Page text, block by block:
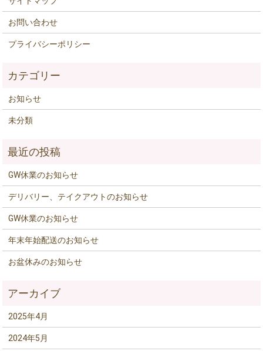
お問い合わせ
プライバシーポリシー
お知らせ
未分類
GW休業のお知らせ
デリバリー、テイクアウトのお知らせ
GW休業のお知らせ
年末年始配送のお知らせ
お盆休みのお知らせ
2025年4月
2024年5月